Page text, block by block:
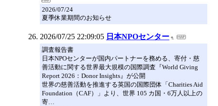
2026/07/24
夏季休業期間のお知らせ
2026/07/25 22:09:05 日本NPOセンター
調査報告書
日本NPOセンターが国内パートナーを務める、寄付・慈
善活動に関する世界最大規模の国際調査『World Giving
Report 2026：Donor Insights』が公開
世界の慈善活動を推進する英国の国際団体「Charities Aid
Foundation（CAF）」より、世界 105 カ国・6万人以上の
寄…